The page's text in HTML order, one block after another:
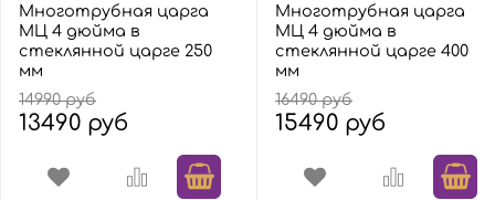
Многотрубная царга
МЦ 4 дюйма в
стеклянной царге 250
мм
14990 руб
13490 руб
Многотрубная царга
МЦ 4 дюйма в
стеклянной царге 400
мм
16490 руб
15490 руб